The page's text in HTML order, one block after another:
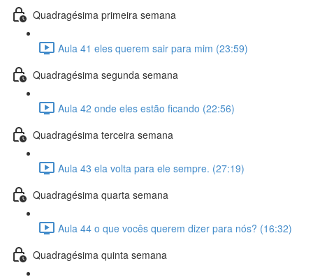
Quadragésima primeira semana
Aula 41 eles querem sair para mim (23:59)
Quadragésima segunda semana
Aula 42 onde eles estão ficando (22:56)
Quadragésima terceira semana
Aula 43 ela volta para ele sempre. (27:19)
Quadragésima quarta semana
Aula 44 o que vocês querem dizer para nós? (16:32)
Quadragésima quinta semana